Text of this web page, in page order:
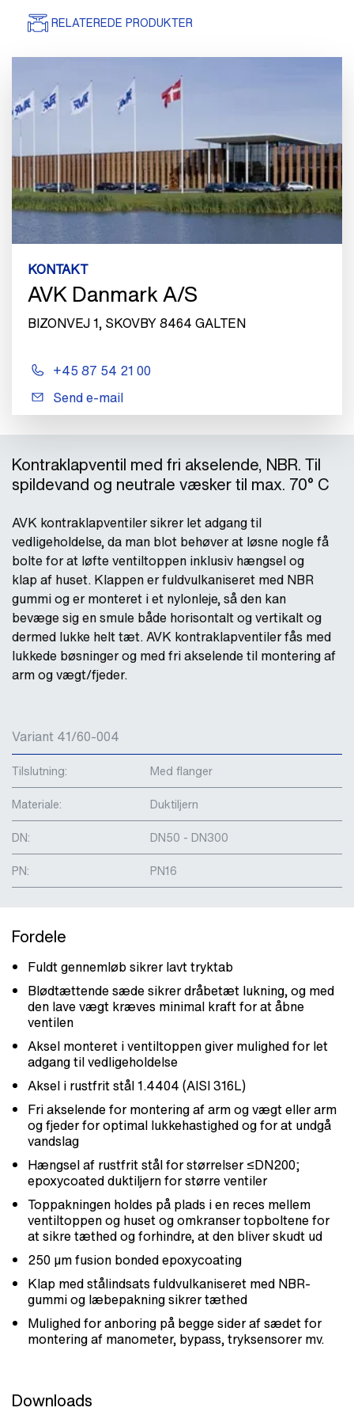
RELATEREDE PRODUKTER
KONTAKT
AVK Danmark A/S
BIZONVEJ 1, SKOVBY 8464 GALTEN
+45 87 54 21 00
Send e-mail
Kontraklapventil med fri akselende, NBR. Til
spildevand og neutrale væsker til max. 70° C
AVK kontraklapventiler sikrer let adgang til
vedligeholdelse, da man blot behøver at løsne nogle få
bolte for at løfte ventiltoppen inklusiv hængsel og
klap af huset. Klappen er fuldvulkaniseret med NBR
gummi og er monteret i et nylonleje, så den kan
bevæge sig en smule både horisontalt og vertikalt og
dermed lukke helt tæt. AVK kontraklapventiler fås med
lukkede bøsninger og med fri akselende til montering af
arm og vægt/fjeder.
Variant 41/60-004
Tilslutning:
Med flanger
Materiale:
Duktiljern
DN:
DN50 - DN300
PN:
PN16
Fordele
Fuldt gennemløb sikrer lavt tryktab
Blødtættende sæde sikrer dråbetæt lukning, og med
den lave vægt kræves minimal kraft for at åbne
ventilen
Aksel monteret i ventiltoppen giver mulighed for let
adgang til vedligeholdelse
Aksel i rustfrit stål 1.4404 (AISI 316L)
Fri akselende for montering af arm og vægt eller arm
og fjeder for optimal lukkehastighed og for at undgå
vandslag
Hængsel af rustfrit stål for størrelser ≤DN200;
epoxycoated duktiljern for større ventiler
Toppakningen holdes på plads i en reces mellem
ventiltoppen og huset og omkranser topboltene for
at sikre tæthed og forhindre, at den bliver skudt ud
250 µm fusion bonded epoxycoating
Klap med stålindsats fuldvulkaniseret med NBR-
gummi og læbepakning sikrer tæthed
Mulighed for anboring på begge sider af sædet for
montering af manometer, bypass, tryksensorer mv.
Downloads